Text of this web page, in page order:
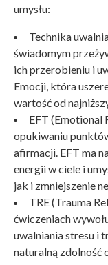
umysłu:
Technika
świadomym
ich przerobieniu i
Emocji, która
wartość od
EFT (Emotional
opukiwaniu
afirmacji. EFT ma
energii w ciele i
jak i zmniejszenie
TRE (Trauma
ćwiczeniach
uwalniania stresu i
naturalną zdolność